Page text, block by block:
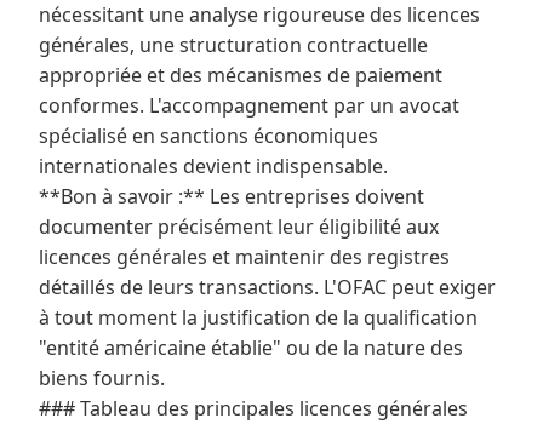
nécessitant une analyse rigoureuse des licences
générales, une structuration contractuelle
appropriée et des mécanismes de paiement
conformes. L'accompagnement par un avocat
spécialisé en sanctions économiques
internationales devient indispensable.
**Bon à savoir :** Les entreprises doivent
documenter précisément leur éligibilité aux
licences générales et maintenir des registres
détaillés de leurs transactions. L'OFAC peut exiger
à tout moment la justification de la qualification
"entité américaine établie" ou de la nature des
biens fournis.
### Tableau des principales licences générales